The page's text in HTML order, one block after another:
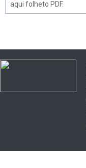
aqui folheto PDF.